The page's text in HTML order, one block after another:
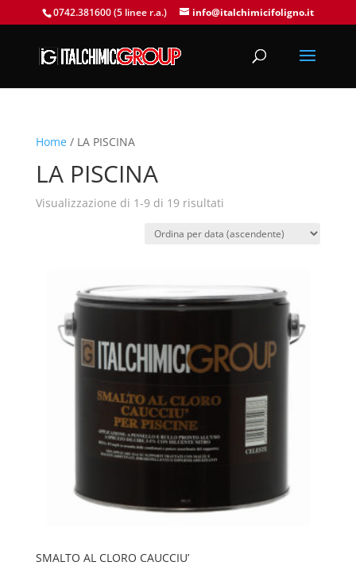
0742.381600 (5 linee r.a.) info@italchimicifoligno.it
Home/ LA PISCINA
LA PISCINA
Visualizzazione di 1-9 di 19 risultati
SMALTO AL CLORO CAUCCIU’